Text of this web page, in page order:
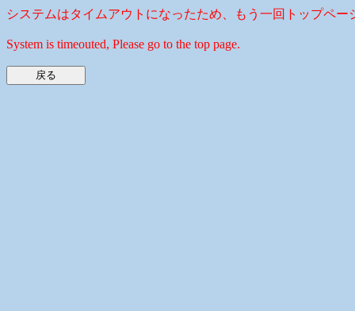
システムはタイムアウトになったため、もう一回トップペー
System is timeouted, Please go to the top page.